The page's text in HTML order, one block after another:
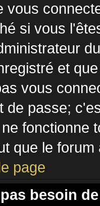
vous
si vous
et
vous
de passe;
fonctionne
que le
page
besoin